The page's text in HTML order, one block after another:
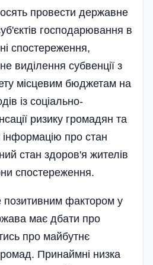
провести державне
господарювання в
спостереження,
виділення субвенції з
місцевим бюджетам на
із соціально-
ризику громадян та
інформацію про стан
стан здоров'я жителів
спостереження.
фактором у
має дбати про
про майбутнє
Принаймні низка